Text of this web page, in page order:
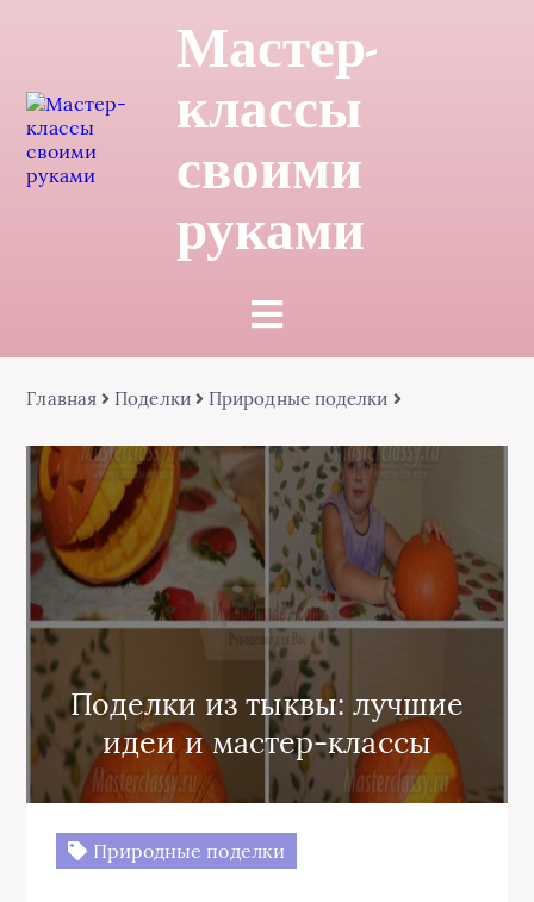
Мастер-
классы
своими
руками
Главная Поделки Природные поделки
Поделки из тыквы: лучшие
идеи и мастер-классы
Природные поделки